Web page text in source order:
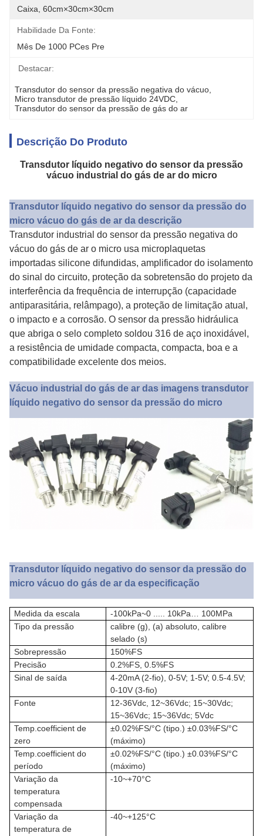
Caixa, 60cm×30cm×30cm
Habilidade Da Fonte:
Mês De 1000 PCes Pre
Destacar:
Transdutor do sensor da pressão negativa do vácuo
Micro transdutor de pressão líquido 24VDC
Transdutor do sensor da pressão de gás do ar
Descrição Do Produto
Transdutor líquido negativo do sensor da pressão
vácuo industrial do gás de ar do micro
Transdutor líquido negativo do sensor da pressão do
micro vácuo do gás de ar da descrição
Transdutor industrial do sensor da pressão negativa do
vácuo do gás de ar o micro usa microplaquetas
importadas silicone difundidas, amplificador do isolamento
do sinal do circuito, proteção da sobretensão do projeto da
interferência da frequência de interrupção (capacidade
antiparasitária, relâmpago), a proteção de limitação atual,
o impacto e a corrosão. O sensor da pressão hidráulica
que abriga o selo completo soldou 316 de aço inoxidável,
a resistência de umidade compacta, compacta, boa e a
compatibilidade excelente dos meios.
Vácuo industrial do gás de ar das imagens transdutor
líquido negativo do sensor da pressão do micro
Transdutor líquido negativo do sensor da pressão do
micro vácuo do gás de ar da especificação
Medida da escala
-100kPa~0 ..... 10kPa… 100MPa
Tipo da pressão
calibre (g), (a) absoluto, calibre
selado (s)
Sobrepressão
150%FS
Precisão
0.2%FS, 0.5%FS
Sinal de saída
4-20mA (2-fio), 0-5V; 1-5V; 0.5-4.5V;
0-10V (3-fio)
Fonte
12-36Vdc, 12~36Vdc; 15~30Vdc;
15~36Vdc; 15~36Vdc; 5Vdc
Temp.coefficient de
zero
±0.02%FS/°C (tipo.) ±0.03%FS/°C
(máximo)
Temp.coefficient do
período
±0.02%FS/°C (tipo.) ±0.03%FS/°C
(máximo)
Variação da
temperatura
compensada
-10~+70°C
Variação da
temperatura de
-40~+125°C